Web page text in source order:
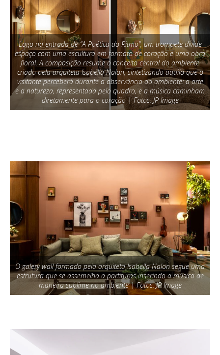
Logo na entrada de “A Poética do Ritmo”, um trompete divide
espaço com uma escultura em formato de coração e uma obra
floral. A composição resume o conceito central do ambiente
criado pela arquiteta Isabella Nalon, sintetizando aquilo que o
visitante perceberá durante a observância do ambiente: a arte
e a natureza, representada pelo quadro, e a música caminham
diretamente para o coração | Fotos: JP Image
O galery wall formado pela arquiteta Isabella Nalon segue uma
estrutura que se assemelha a partituras inserindo a música de
maneira sublime no ambiente | Fotos: JP Image